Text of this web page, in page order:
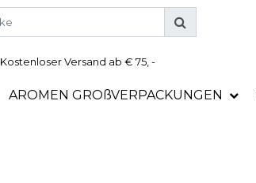
Kostenloser Versand ab € 75, -
AROMEN GROßVERPACKUNGEN